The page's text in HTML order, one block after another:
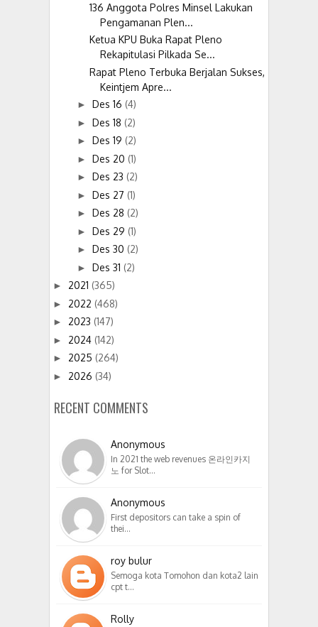
136 Anggota Polres Minsel Lakukan
Pengamanan Plen...
Ketua KPU Buka Rapat Pleno
Rekapitulasi Pilkada Se...
Rapat Pleno Terbuka Berjalan Sukses,
Keintjem Apre...
► Des 16 (4)
► Des 18 (2)
► Des 19 (2)
► Des 20 (1)
► Des 23 (2)
► Des 27 (1)
► Des 28 (2)
► Des 29 (1)
► Des 30 (2)
► Des 31 (2)
► 2021 (365)
► 2022 (468)
► 2023 (147)
► 2024 (142)
► 2025 (264)
► 2026 (34)
RECENT COMMENTS
Anonymous
In 2021 the web revenues 온라인카지
노 for Slot…
Anonymous
First depositors can take a spin of
thei…
roy bulur
Semoga kota Tomohon dan kota2 lain
cpt t…
Rolly